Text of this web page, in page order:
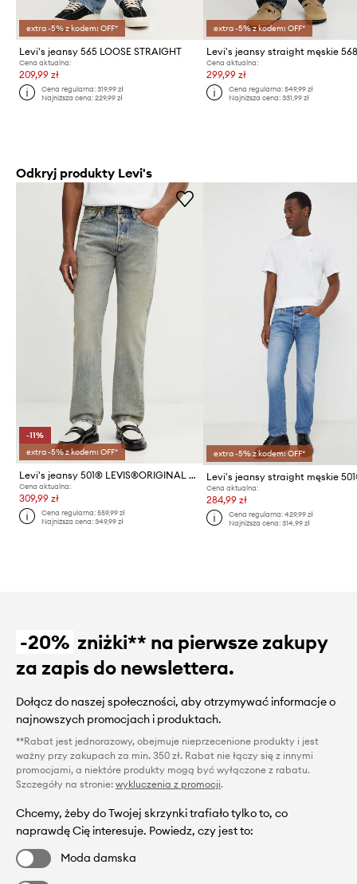
extra -5% z kodem: OFF*
Levi's jeansy 565 LOOSE STRAIGHT
Cena aktualna:
209,99 zł
Cena regularna:319,99 zł
Najniższa cena:229,99 zł
extra -5% z kodem: OFF*
Cena aktualna:
299,99 zł
Cena regularna: 549,99 zł
Najniższa cena: 331,99 zł
Odkryj produkty Levi's
-11%
extra -5% z kodem: OFF*
Levi's jeansy 501® LEVIS®ORIGINAL FIT
Cena aktualna:
309,99 zł
Cena regularna:559,99 zł
Najniższa cena:349,99 zł
extra -5% z kodem: OFF*
Cena aktualna:
284,99 zł
Cena regularna: 429,99 zł
Najniższa cena: 314,99 zł
-20% zniżki** na pierwsze zakupy
za zapis do newslettera.
Dołącz do naszej społeczności, aby otrzymywać informacje o
najnowszych promocjach i produktach.
**Rabat jest jednorazowy, obejmuje nieprzecenione produkty i jest
ważny przy zakupach za min. 350 zł. Rabat nie łączy się z innymi
promocjami, a niektóre produkty mogą być wyłączone z rabatu.
Szczegóły na stronie: wykluczenia z promocji.
Chcemy, żeby do Twojej skrzynki trafiało tylko to, co
naprawdę Cię interesuje. Powiedz, czy jest to:
Moda damska